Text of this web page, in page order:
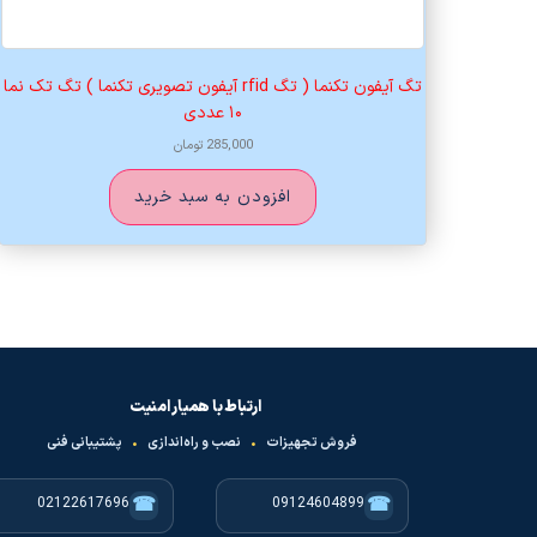
تگ آیفون تکنما ( تگ rfid آیفون تصویری تکنما ) تگ تک نما
۱۰ عددی
285,000 تومان
افزودن به سبد خرید
ارتباط با همیار امنیت
فروش تجهیزات • نصب و راه‌اندازی • پشتیبانی فنی
☎
09124604899
☎
02122617696